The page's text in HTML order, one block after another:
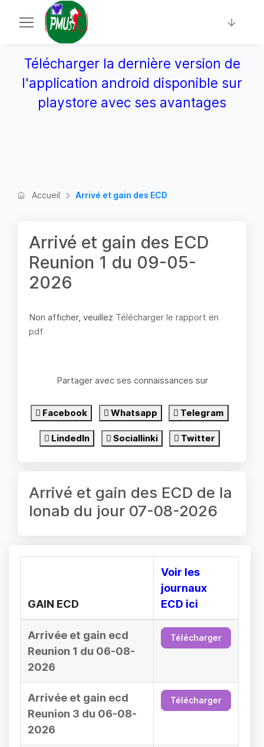
Télécharger la dernière version de
l'application android disponible sur
playstore avec ses avantages
Accueil Arrivé et gain des ECD
Arrivé et gain des ECD
Reunion 1 du 09-05-
2026
Non afficher, veuillez Télécharger le rapport en
pdf
Partager avec ses connaissances sur
Facebook Whatsapp Telegram
LindedIn Sociallinki Twitter
Arrivé et gain des ECD de la
lonab du jour 07-08-2026
GAIN ECD
Voir les
journaux
ECD ici
Arrivée et gain ecd
Reunion 1 du 06-08-
2026
Télécharger
Arrivée et gain ecd
Reunion 3 du 06-08-
2026
Télécharger